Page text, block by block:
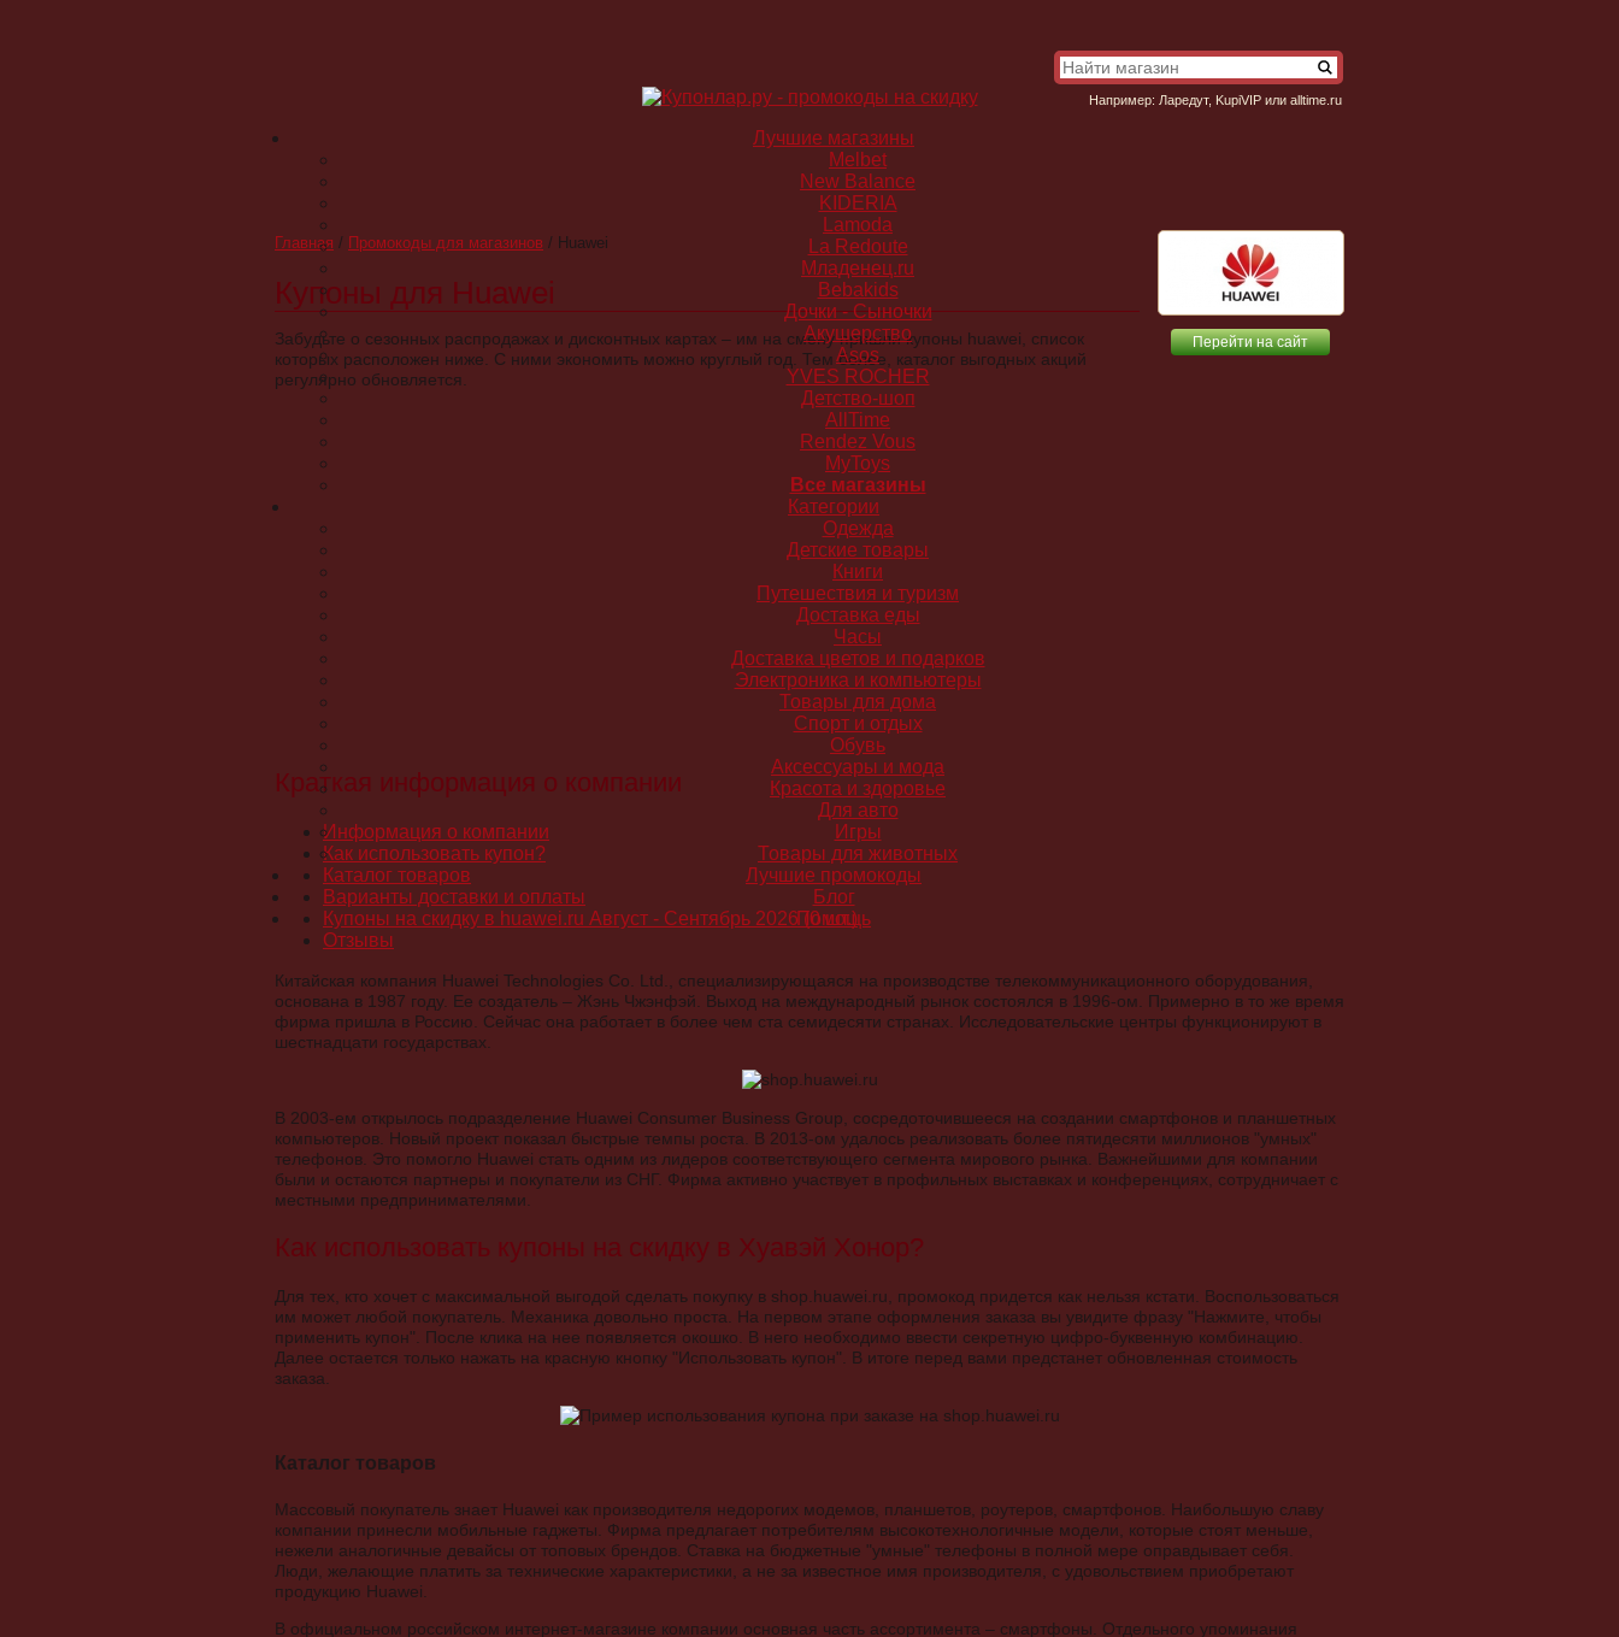
Главная / Промокоды для магазинов / Huawei
Купоны для Huawei
Перейти на сайт
Забудьте о сезонных распродажах и дисконтных картах – им на смену пришли купоны huawei, список
которых расположен ниже. С ними экономить можно круглый год. Тем более, каталог выгодных акций
регулярно обновляется.
Краткая информация о компании
Информация о компании
Как использовать купон?
Каталог товаров
Варианты доставки и оплаты
Купоны на скидку в huawei.ru Август - Сентябрь 2026 (0 шт.)
Отзывы
Китайская компания Huawei Technologies Co. Ltd., специализирующаяся на производстве телекоммуникационного оборудования,
основана в 1987 году. Ее создатель – Жэнь Чжэнфэй. Выход на международный рынок состоялся в 1996-ом. Примерно в то же время
фирма пришла в Россию. Сейчас она работает в более чем ста семидесяти странах. Исследовательские центры функционируют в
шестнадцати государствах.
В 2003-ем открылось подразделение Huawei Consumer Business Group, сосредоточившееся на создании смартфонов и планшетных
компьютеров. Новый проект показал быстрые темпы роста. В 2013-ом удалось реализовать более пятидесяти миллионов "умных"
телефонов. Это помогло Huawei стать одним из лидеров соответствующего сегмента мирового рынка. Важнейшими для компании
были и остаются партнеры и покупатели из СНГ. Фирма активно участвует в профильных выставках и конференциях, сотрудничает с
местными предпринимателями.
Как использовать купоны на скидку в Хуавэй Хонор?
Для тех, кто хочет с максимальной выгодой сделать покупку в shop.huawei.ru, промокод придется как нельзя кстати. Воспользоваться
им может любой покупатель. Механика довольно проста. На первом этапе оформления заказа вы увидите фразу "Нажмите, чтобы
применить купон". После клика на нее появляется окошко. В него необходимо ввести секретную цифро-буквенную комбинацию.
Далее остается только нажать на красную кнопку "Использовать купон". В итоге перед вами предстанет обновленная стоимость
заказа.
Каталог товаров
Массовый покупатель знает Huawei как производителя недорогих модемов, планшетов, роутеров, смартфонов. Наибольшую славу
компании принесли мобильные гаджеты. Фирма предлагает потребителям высокотехнологичные модели, которые стоят меньше,
нежели аналогичные девайсы от топовых брендов. Ставка на бюджетные "умные" телефоны в полной мере оправдывает себя.
Люди, желающие платить за технические характеристики, а не за известное имя производителя, с удовольствием приобретают
продукцию Huawei.
В официальном российском интернет-магазине компании основная часть ассортимента – смартфоны. Отдельного упоминания
Например: Ларедут, KupiVIPили alltime.ru
Лучшие магазины
Melbet
New Balance
KIDERIA
Lamoda
La Redoute
Младенец.ru
Bebakids
Дочки - Сыночки
Акушерство
Asos
YVES ROCHER
Детство-шоп
AllTime
Rendez Vous
MyToys
Все магазины
Категории
Одежда
Детские товары
Книги
Путешествия и туризм
Доставка еды
Часы
Доставка цветов и подарков
Электроника и компьютеры
Товары для дома
Спорт и отдых
Обувь
Аксессуары и мода
Красота и здоровье
Для авто
Игры
Товары для животных
Лучшие промокоды
Блог
Помощь